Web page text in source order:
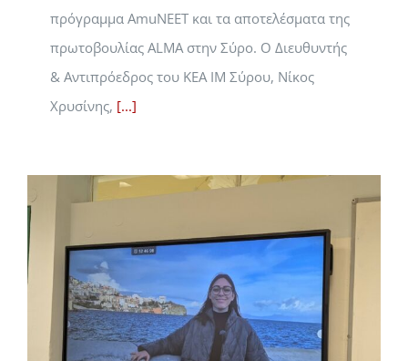
πρόγραμμα AmuNEET και τα αποτελέσματα της
πρωτοβουλίας ALMA στην Σύρο. Ο Διευθυντής
& Αντιπρόεδρος του ΚΕΑ ΙΜ Σύρου, Νίκος
Χρυσίνης, [...]